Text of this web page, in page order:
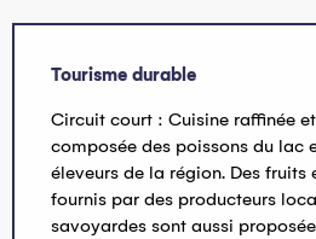
Tourisme durable
Circuit court : Cuisine raffinée
composée des poissons du lac
éleveurs de la région. Des fruits
fournis par des producteurs
savoyardes sont aussi